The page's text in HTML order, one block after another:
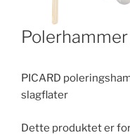
Polerhammer
PICARD
slagflater
Dette produktet er